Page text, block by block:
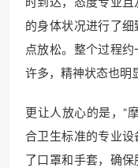
的身体状况进行了
点放松。整个过程
许多，精神状态也明
更让人放心的是，“
合卫生标准的专业
了口罩和手套，确